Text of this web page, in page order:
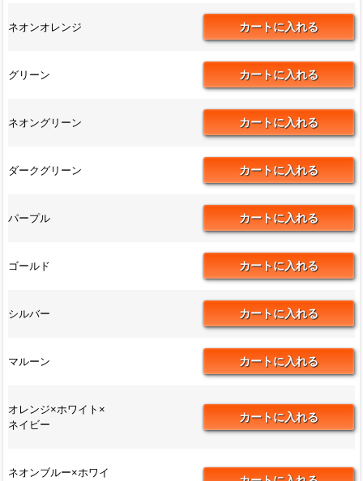
ネオンオレンジ
グリーン
ネオングリーン
ダークグリーン
パープル
ゴールド
シルバー
マルーン
オレンジ×ホワイト×
ネイビー
ネオンブルー×ホワイ